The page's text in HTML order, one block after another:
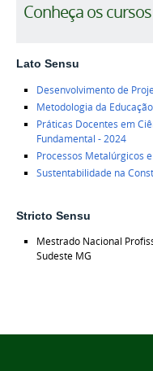
Conheça os cursos
Lato Sensu
Desenvolvimento de
Metodologia da
Práticas Docentes em
Fundamental - 2024
Processos Metalúrgicos
Sustentabilidade na
Stricto Sensu
Mestrado Nacional
Sudeste MG